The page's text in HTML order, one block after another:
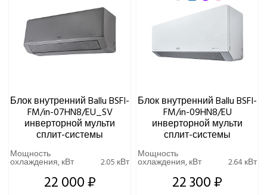
Блок внутренний Ballu BSFI-
FM/in-07HN8/EU_SV
инверторной мульти
сплит-системы
Мощность
охлаждения, кВт 2.05 кВт
22 000 ₽
Блок внутренний Ballu BSFI-
FM/in-09HN8/EU
инверторной мульти
сплит-системы
Мощность
охлаждения, кВт 2.64 кВт
22 300 ₽